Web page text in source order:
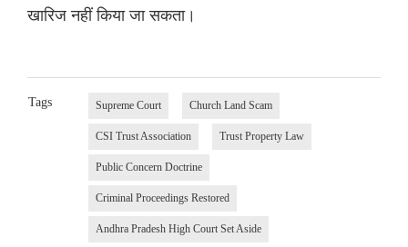
खारिज नहीं किया जा सकता।
Tags Supreme Court Church Land Scam
CSI Trust Association Trust Property Law
Public Concern Doctrine
Criminal Proceedings Restored
Andhra Pradesh High Court Set Aside